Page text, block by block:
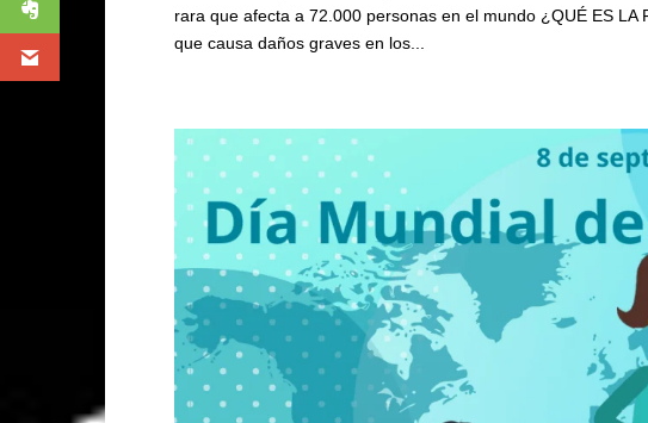
rara que afecta a 72.000 personas en el mundo ¿QUÉ ES
que causa daños graves en los...